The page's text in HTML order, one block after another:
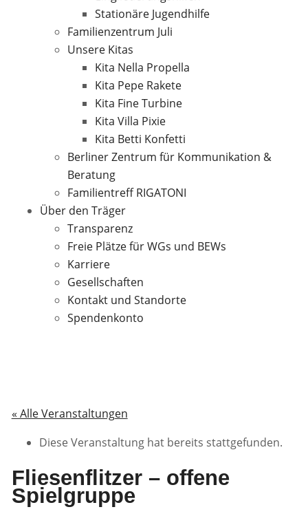
Stationäre Jugendhilfe
Familienzentrum Juli
Unsere Kitas
Kita Nella Propella
Kita Pepe Rakete
Kita Fine Turbine
Kita Villa Pixie
Kita Betti Konfetti
Berliner Zentrum für Kommunikation &
Beratung
Familientreff RIGATONI
Über den Träger
Transparenz
Freie Plätze für WGs und BEWs
Karriere
Gesellschaften
Kontakt und Standorte
Spendenkonto
« Alle Veranstaltungen
Diese Veranstaltung hat bereits stattgefunden.
Fliesenflitzer – offene
Spielgruppe